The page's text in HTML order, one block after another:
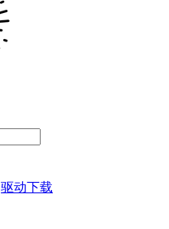
驱动下载